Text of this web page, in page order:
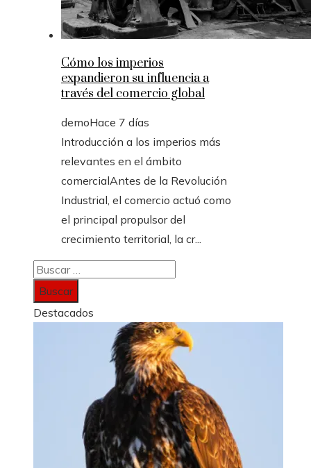
Cómo los imperios
expandieron su influencia a
través del comercio global
demoHace 7 días
Introducción a los imperios más
relevantes en el ámbito
comercialAntes de la Revolución
Industrial, el comercio actuó como
el principal propulsor del
crecimiento territorial, la cr...
Buscar:
Destacados